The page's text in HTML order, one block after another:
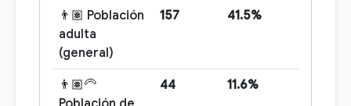
👨🏽 Población
adulta
(general)
157 41.5%
👨🏽‍🦳
44 11.6%